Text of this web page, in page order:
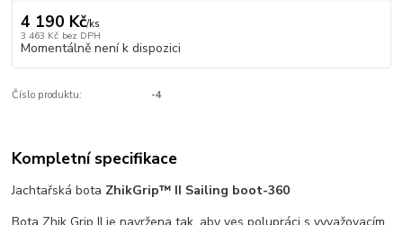
4 190 Kč/ks
3 463 Kč bez DPH
Momentálně není k dispozici
Číslo produktu: -4
Kompletní specifikace
Jachtařská bota ZhikGrip™ II Sailing boot-360